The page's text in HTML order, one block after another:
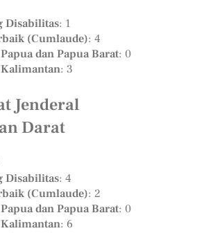
Disabilitas: 1
(Cumlaude): 4
dan Papua Barat: 0
: 3
Jenderal
Darat
Disabilitas: 4
(Cumlaude): 2
dan Papua Barat: 0
: 6